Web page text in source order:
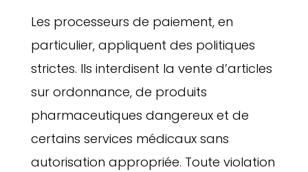
Les processeurs de paiement, en
particulier, appliquent des politiques
strictes. Ils interdisent la vente d’articles
sur ordonnance, de produits
pharmaceutiques dangereux et de
certains services médicaux sans
autorisation appropriée. Toute violation